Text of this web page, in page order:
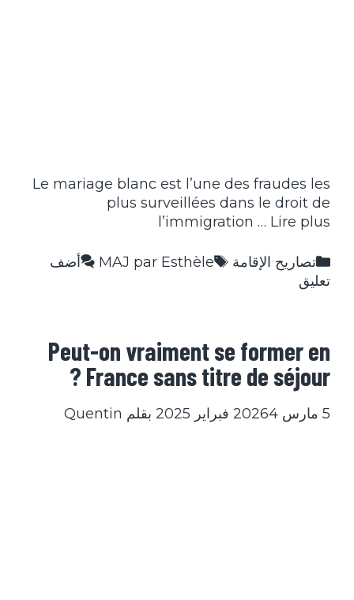
Le mariage blanc est l’une des fraudes les
plus surveillées dans le droit de
l’immigration … Lire plus
التصنيفات
تصاريح الإقامة الوسوم
MAJ par Esthèle
أضف
تعليق
Peut-on vraiment se former en
France sans titre de séjour ?
5 مارس 2026 4 فبراير 2025 بقلم Quentin